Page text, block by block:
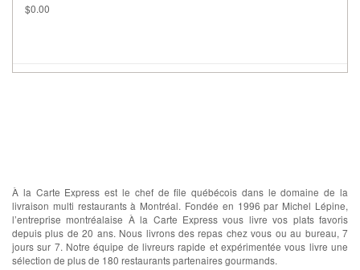
$0.00
À la Carte Express est le chef de file québécois dans le domaine de la
livraison multi restaurants à Montréal. Fondée en 1996 par Michel Lépine,
l’entreprise montréalaise À la Carte Express vous livre vos plats favoris
depuis plus de 20 ans. Nous livrons des repas chez vous ou au bureau, 7
jours sur 7. Notre équipe de livreurs rapide et expérimentée vous livre une
sélection de plus de 180 restaurants partenaires gourmands.